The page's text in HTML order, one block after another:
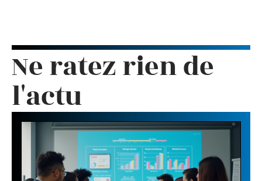
Ne ratez rien de
l'actu